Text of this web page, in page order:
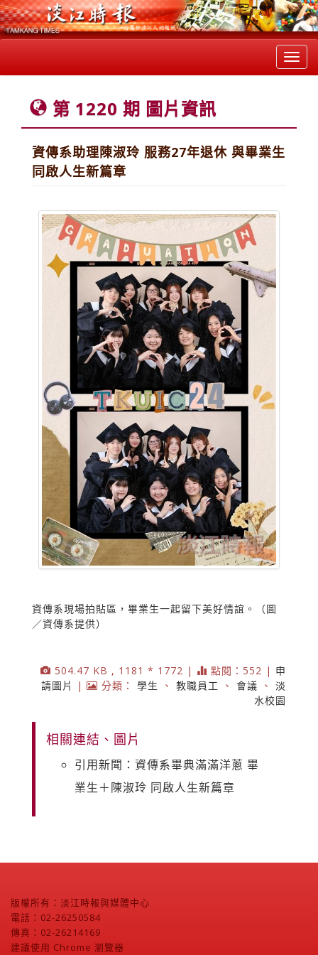
第 1220 期 圖片資訊
資傳系助理陳淑玲 服務27年退休 與畢業生
同啟人生新篇章
資傳系現場拍貼區，畢業生一起留下美好情誼。（圖
／資傳系提供）
504.47 KB , 1181 * 1772 | 點閱：552 | 申
請圖片
| 分類： 學生 、 教職員工 、 會議 、 淡
水校園
相關連結、圖片
引用新聞：資傳系畢典滿滿洋蔥 畢
業生＋陳淑玲 同啟人生新篇章
版權所有：淡江時報與媒體中心
電話：02-26250584
傳真：02-26214169
建議使用 Chrome 瀏覽器